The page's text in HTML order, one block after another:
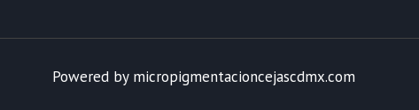
Powered by micropigmentacioncejascdmx.com